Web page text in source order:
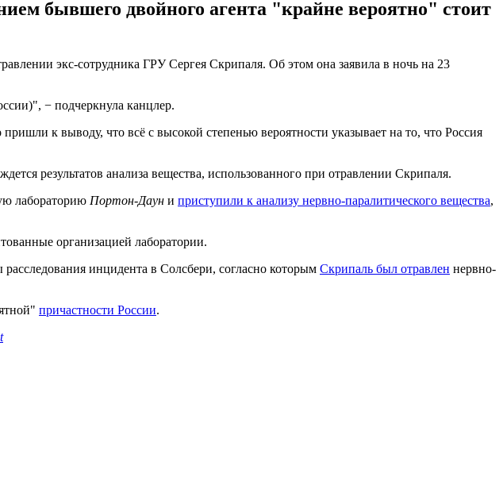
бывшего двойного агента "крайне вероятно" стоит
экс-сотрудника ГРУ Сергея Скрипаля. Об этом она заявила в ночь на 23
− подчеркнула канцлер.
к выводу, что всё с высокой степенью вероятности указывает на то, что Россия
результатов анализа вещества, использованного при отравлении Скрипаля.
лабораторию Портон-Даун и приступили к анализу нервно-паралитического вещества,
организацией лаборатории.
инцидента в Солсбери, согласно которым Скрипаль был отравлен нервно-
причастности России.